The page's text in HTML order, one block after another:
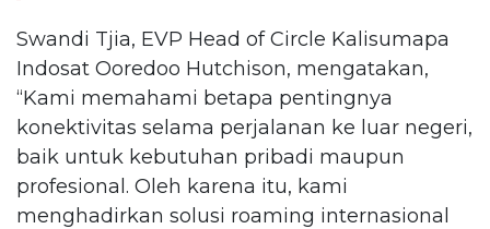
Swandi Tjia, EVP Head of Circle Kalisumapa
Indosat Ooredoo Hutchison, mengatakan,
“Kami memahami betapa pentingnya
konektivitas selama perjalanan ke luar negeri,
baik untuk kebutuhan pribadi maupun
profesional. Oleh karena itu, kami
menghadirkan solusi roaming internasional